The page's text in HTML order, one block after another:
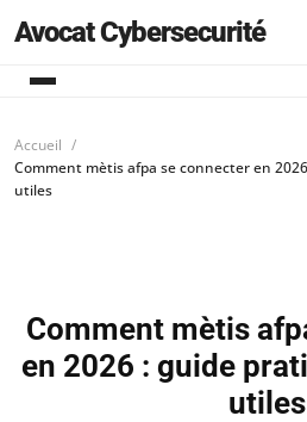
Avocat Cybersecurité
Accueil
Comment mètis afpa se connecter en
utiles
Comment mètis
en 2026 : guide
utiles